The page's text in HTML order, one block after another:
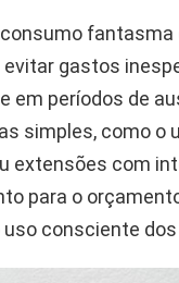
fantasma
gastos
em períodos de
simples, como o
extensões com
para o
uso consciente